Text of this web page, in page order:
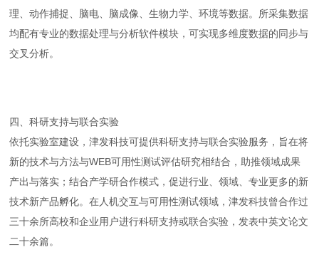
理、动作捕捉、脑电、脑成像、生物力学、环境等数据。所采集数据
均配有专业的数据处理与分析软件模块，可实现多维度数据的同步与
交叉分析。
四、科研支持与联合实验
依托实验室建设，津发科技可提供科研支持与联合实验服务，旨在将
新的技术与方法与WEB可用性测试评估研究相结合，助推领域成果
产出与落实；结合产学研合作模式，促进行业、领域、专业更多的新
技术新产品孵化。在人机交互与可用性测试领域，津发科技曾合作过
三十余所高校和企业用户进行科研支持或联合实验，发表中英文论文
二十余篇。